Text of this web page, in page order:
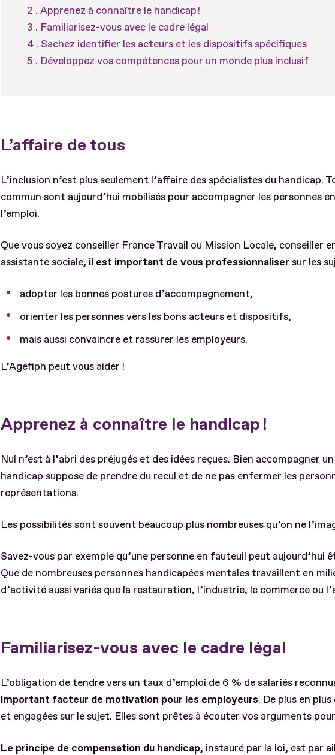
Apprenez à connaître le handicap !
Familiarisez-vous avec le cadre légal
Sachez identifier les acteurs et les dispositifs spécifiques
Développez vos compétences pour un monde plus inclusif
L’affaire de tous
L’inclusion n’est plus seulement l’affaire des spécialistes du handicap.
commun sont aujourd’hui mobilisés pour accompagner les personnes
l’emploi.
Que vous soyez conseiller France Travail ou Mission Locale, conseiller
assistante sociale, il est important de vous professionnaliser sur les
adopter les bonnes postures d’accompagnement,
orienter les personnes vers les bons acteurs et dispositifs,
mais aussi convaincre et rassurer les employeurs.
L’Agefiph peut vous aider !
Apprenez à connaître le handicap !
Nul n’est à l’abri des préjugés et des idées reçues. Bien accompagner
handicap suppose de prendre du recul et de ne pas enfermer les
représentations.
Les possibilités sont souvent beaucoup plus nombreuses qu’on ne
Savez-vous par exemple qu’une personne en fauteuil peut aujourd’hui
Que de nombreuses personnes handicapées mentales travaillent en
d’activité aussi variés que la restauration, l’industrie, le commerce ou
Familiarisez-vous avec le cadre légal
L’obligation de tendre vers un taux d’emploi de 6 % de salariés
important facteur de motivation pour les employeurs. De plus en
et engagées sur le sujet. Elles sont prêtes à écouter vos arguments
Le principe de compensation du handicap, instauré par la loi, est par